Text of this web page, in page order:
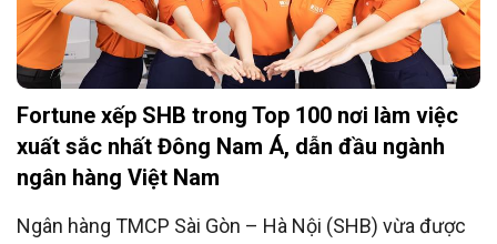
Fortune xếp SHB trong Top 100 nơi làm việc
xuất sắc nhất Đông Nam Á, dẫn đầu ngành
ngân hàng Việt Nam
Ngân hàng TMCP Sài Gòn – Hà Nội (SHB) vừa được